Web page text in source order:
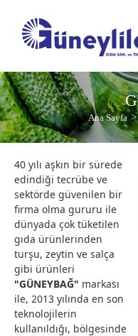
Ana Sayfa
40 yılı aşkın bir sürede
edindiği tecrübe ve
sektörde güvenilen bir
firma olma gururu ile
dünyada çok tüketilen
gıda ürünlerinden
turşu, zeytin ve salça
gibi ürünleri
"GÜNEYBAĞ" markası
ile, 2013 yılında en son
teknolojilerin
kullanıldığı, bölgesinde